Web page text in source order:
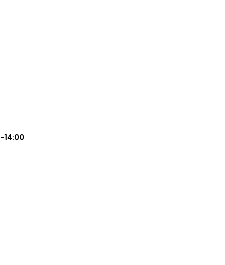
14:00